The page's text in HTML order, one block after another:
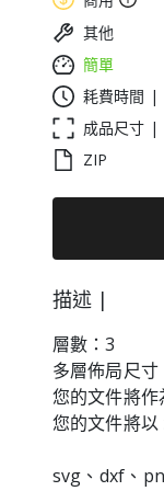
其他
簡單
耗費時間 |
成品尺寸 |
ZIP
描述 |
層數：3
多層佈局尺
您的文件將作
您的文件將以
svg、dxf、